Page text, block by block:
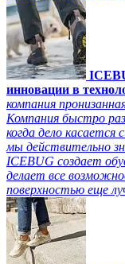
инновации в
компания
Компания быстро
когда дело касается
мы действительно
ICEBUG создает
делает все
поверхностью еще